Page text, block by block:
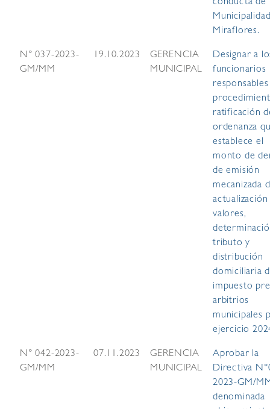
conducta de
Miraflores.
N° 037-2023-
GM/MM
19.10.2023
GERENCIA
MUNICIPAL
Designar a
funcionarios
ratificación
ordenanza
establece el
monto de
de emisión
mecanizada
actualización
valores,
tributo y
distribución
domiciliaria
impuesto
arbitrios
municipales
ejercicio
N° 042-2023-
GM/MM
07.11.2023
GERENCIA
MUNICIPAL
Aprobar la
Directiva
2023-GM/
denominada